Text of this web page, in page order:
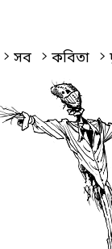
সব কবিতা